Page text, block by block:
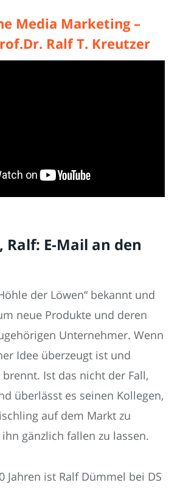
Media Marketing –
Ralf T. Kreutzer
Ralf: E-Mail an den
der Löwen“ bekannt und
neue Produkte und deren
Unternehmer. Wenn
Idee überzeugt ist und
Ist das nicht der Fall,
überlässt es seinen Kollegen,
auf dem Markt zu
gänzlich fallen zu lassen.
Jahren ist Ralf Dümmel bei DS